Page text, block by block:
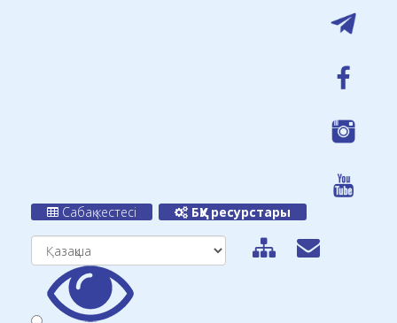
Сабақ кестесі БҚУ ресурстары